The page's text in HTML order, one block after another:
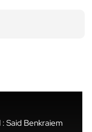
Said Benkraiem